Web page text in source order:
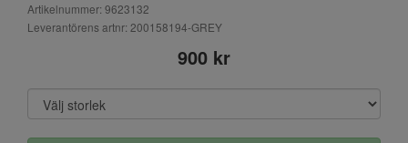
Artikelnummer: 9623132
Leverantörens artnr: 200158194-GREY
900 kr